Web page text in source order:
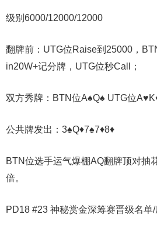
级别6000/12000/12000
翻牌前：UTG位Raise到25000，
in20W+记分牌，UTG位秒Call；
双方秀牌：BTN位A♠Q♠ UTG位
公共牌发出：3♠Q♦7♠7♦8♦
BTN位选手运气爆棚AQ翻牌顶对抽
倍。
PD18 #23 神秘赏金深筹赛晋级名单/